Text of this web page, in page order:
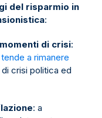
del risparmio in
:
di crisi:
a rimanere
crisi politica ed
: a